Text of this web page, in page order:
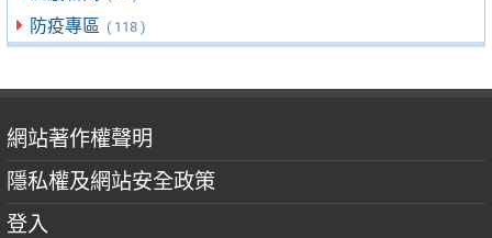
防疫專區 ( 118 )
網站著作權聲明
隱私權及網站安全政策
登入